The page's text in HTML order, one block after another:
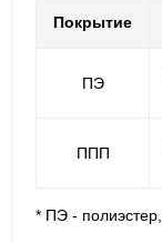
Покрытие
ПЭ
ППП
* ПЭ -